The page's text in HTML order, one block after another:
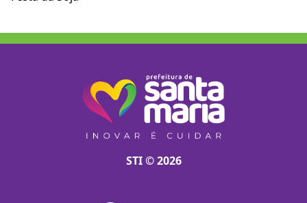
STI © 2026